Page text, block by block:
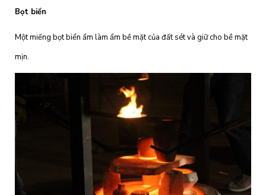
Bọt biển
Một miếng bọt biển ẩm làm ẩm bề mặt của đất sét và giữ cho bề mặt
mịn.